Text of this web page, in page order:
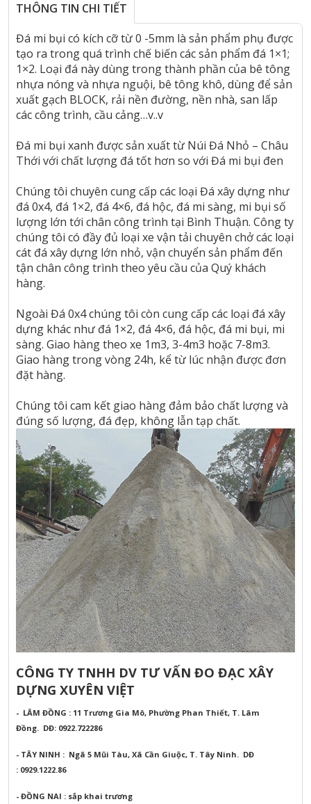
THÔNG TIN CHI TIẾT
Đá mi bụi có kích cỡ từ 0 -5mm là sản phẩm phụ được
tạo ra trong quá trình chế biến các sản phẩm đá 1×1;
1×2. Loại đá này dùng trong thành phần của bê tông
nhựa nóng và nhựa nguội, bê tông khô, dùng để sản
xuất gạch BLOCK, rải nền đường, nền nhà, san lấp
các công trình, cầu cảng…v..v
Đá mi bụi xanh được sản xuất từ Núi Đá Nhỏ – Châu
Thới với chất lượng đá tốt hơn so với Đá mi bụi đen
Chúng tôi chuyên cung cấp các loại Đá xây dựng như
đá 0x4, đá 1×2, đá 4×6, đá hộc, đá mi sàng, mi bụi số
lượng lớn tới chân công trình tại Bình Thuận. Công ty
chúng tôi có đầy đủ loại xe vận tải chuyên chở các loại
cát đá xây dựng lớn nhỏ, vận chuyển sản phẩm đến
tận chân công trình theo yêu cầu của Quý khách
hàng.
Ngoài Đá 0x4 chúng tôi còn cung cấp các loại đá xây
dựng khác như đá 1×2, đá 4×6, đá hộc, đá mi bụi, mi
sàng. Giao hàng theo xe 1m3, 3-4m3 hoặc 7-8m3.
Giao hàng trong vòng 24h, kể từ lúc nhận được đơn
đặt hàng.
Chúng tôi cam kết giao hàng đảm bảo chất lượng và
đúng số lượng, đá đẹp, không lẫn tạp chất.
CÔNG TY TNHH DV TƯ VẤN ĐO ĐẠC XÂY
DỰNG XUYÊN VIỆT
- LÂM ĐỒNG : 11 Trương Gia Mô, Phường Phan Thiết, T. Lâm
Đồng. DĐ: 0922.722286
- TÂY NINH : Ngã 5 Mũi Tàu, Xã Cần Giuộc, T. Tây Ninh. DĐ
: 0929.1222.86
- ĐỒNG NAI : sắp khai trương